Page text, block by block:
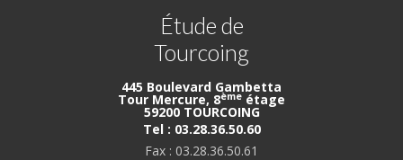
Étude de
Tourcoing
445 Boulevard Gambetta
Tour Mercure, 8ème étage
59200 TOURCOING
Tel : 03.28.36.50.60
Fax : 03.28.36.50.61